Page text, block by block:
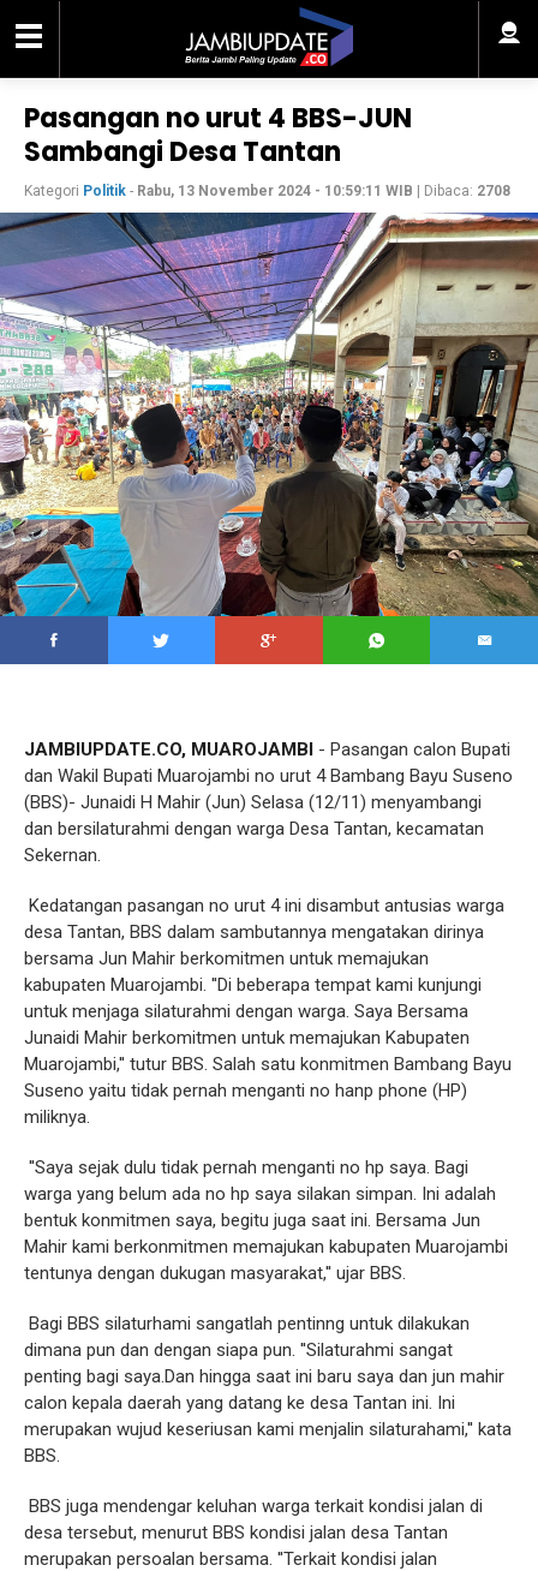
Pasangan no urut 4 BBS-JUN
Sambangi Desa Tantan
Kategori Politik - Rabu, 13 November 2024 - 10:59:11 WIB | Dibaca: 2708
JAMBIUPDATE.CO, MUAROJAMBI - Pasangan calon Bupati
dan Wakil Bupati Muarojambi no urut 4 Bambang Bayu Suseno
(BBS)- Junaidi H Mahir (Jun) Selasa (12/11) menyambangi
dan bersilaturahmi dengan warga Desa Tantan, kecamatan
Sekernan.
Kedatangan pasangan no urut 4 ini disambut antusias warga
desa Tantan, BBS dalam sambutannya mengatakan dirinya
bersama Jun Mahir berkomitmen untuk memajukan
kabupaten Muarojambi. ''Di beberapa tempat kami kunjungi
untuk menjaga silaturahmi dengan warga. Saya Bersama
Junaidi Mahir berkomitmen untuk memajukan Kabupaten
Muarojambi,'' tutur BBS. Salah satu konmitmen Bambang Bayu
Suseno yaitu tidak pernah menganti no hanp phone (HP)
miliknya.
''Saya sejak dulu tidak pernah menganti no hp saya. Bagi
warga yang belum ada no hp saya silakan simpan. Ini adalah
bentuk konmitmen saya, begitu juga saat ini. Bersama Jun
Mahir kami berkonmitmen memajukan kabupaten Muarojambi
tentunya dengan dukugan masyarakat,'' ujar BBS.
Bagi BBS silaturhami sangatlah pentinng untuk dilakukan
dimana pun dan dengan siapa pun. ''Silaturahmi sangat
penting bagi saya.Dan hingga saat ini baru saya dan jun mahir
calon kepala daerah yang datang ke desa Tantan ini. Ini
merupakan wujud keseriusan kami menjalin silaturahami,'' kata
BBS.
BBS juga mendengar keluhan warga terkait kondisi jalan di
desa tersebut, menurut BBS kondisi jalan desa Tantan
merupakan persoalan bersama. ''Terkait kondisi jalan